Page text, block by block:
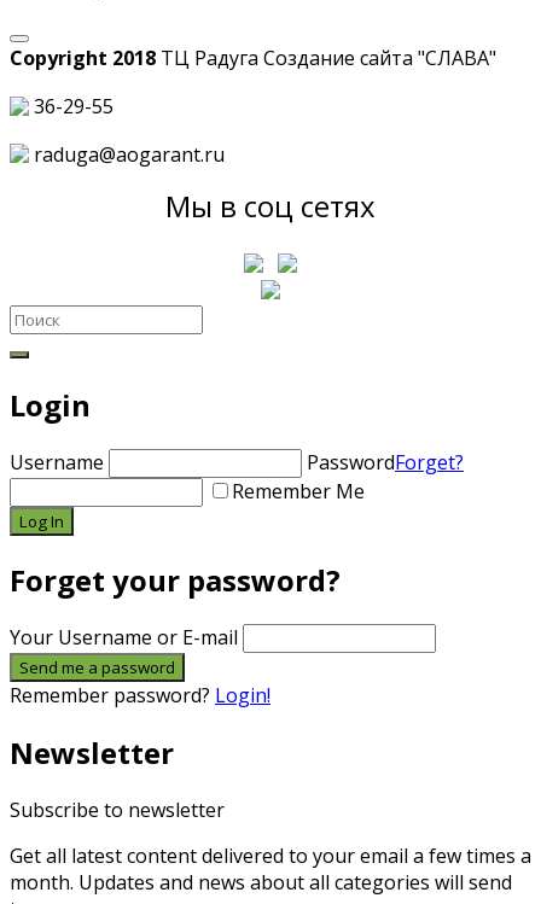
Copyright 2018 ТЦ Радуга Создание сайта "СЛАВА"
36-29-55
raduga@aogarant.ru
Мы в соц сетях
Login
Username PasswordForget?
Remember Me
Forget your password?
Your Username or E-mail
Remember password? Login!
Newsletter
Subscribe to newsletter
Get all latest content delivered to your email a few times a
month. Updates and news about all categories will send